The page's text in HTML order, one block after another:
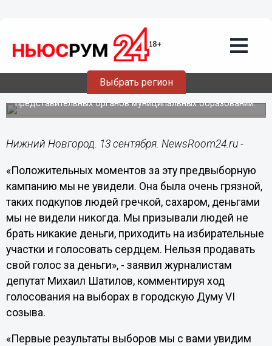
Выбрать регион
Нарушений при досрочном
голосовании я не увидел – Шатилов
В Нижегородской области в единый день голосования
жителям предстоит выбрать 2 307 депутатов
представительных органов муниципальных образований.
Нижний Новгород. 13 сентября. NewsRoom24.ru -
«Положительных моментов за эту предвыборную
кампанию мы не увидели. Она была очень грязной,
таких подкупов людей гречкой, сахаром, деньгами
мы не видели никогда. Мы призывали людей не
брать никакие деньги, приходить на избирательные
участки и голосовать сердцем. Нельзя продавать
свой голос за деньги», - заявил журналистам
депутат Михаил Шатилов, комментируя ход
голосования на выборах в городскую Думу VI
созыва.
«Первые результаты выборов мы с вами увидим